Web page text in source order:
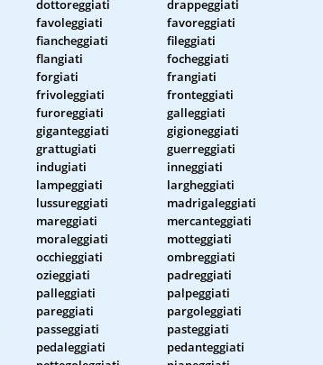
dottoreggiati
drappeggiati
favoleggiati
favoreggiati
fiancheggiati
fileggiati
flangiati
focheggiati
forgiati
frangiati
frivoleggiati
fronteggiati
furoreggiati
galleggiati
giganteggiati
gigioneggiati
grattugiati
guerreggiati
indugiati
inneggiati
lampeggiati
largheggiati
lussureggiati
madrigaleggiati
mareggiati
mercanteggiati
moraleggiati
motteggiati
occhieggiati
ombreggiati
ozieggiati
padreggiati
palleggiati
palpeggiati
pareggiati
pargoleggiati
passeggiati
pasteggiati
pedaleggiati
pedanteggiati